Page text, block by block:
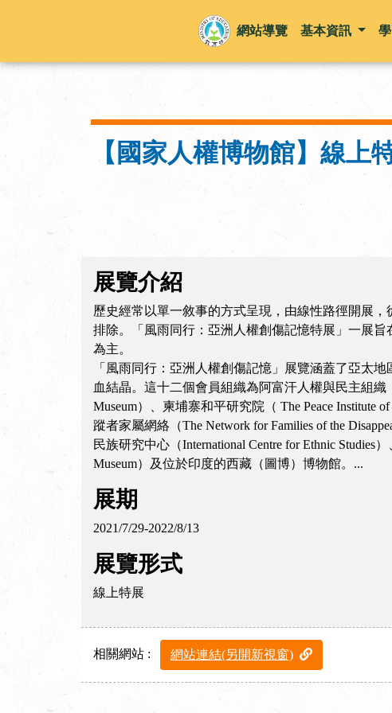
網站導覽 基本資訊
【國家人權博物館】線上
展覽介紹
歷史經常以單一敘事的方式呈現，由線性路徑開展
排除。「風雨同行：亞洲人權創傷記憶特展」一展
為主。
「風雨同行：亞洲人權創傷記憶」展覽涵蓋了亞太地
血結晶。這十二個會員組織為阿富汗人權與民主組織
Museum）、柬埔寨和平研究院（ The Peace Institute
蹤者家屬網絡（The Network for Families of the
民族研究中心（International Centre for Ethnic Studies
Museum）及位於印度的西藏（圖博）博物館。...
展期
2021/7/29-2022/8/13
展覽形式
線上特展
相關網站 : 網站連結(另開新視窗)